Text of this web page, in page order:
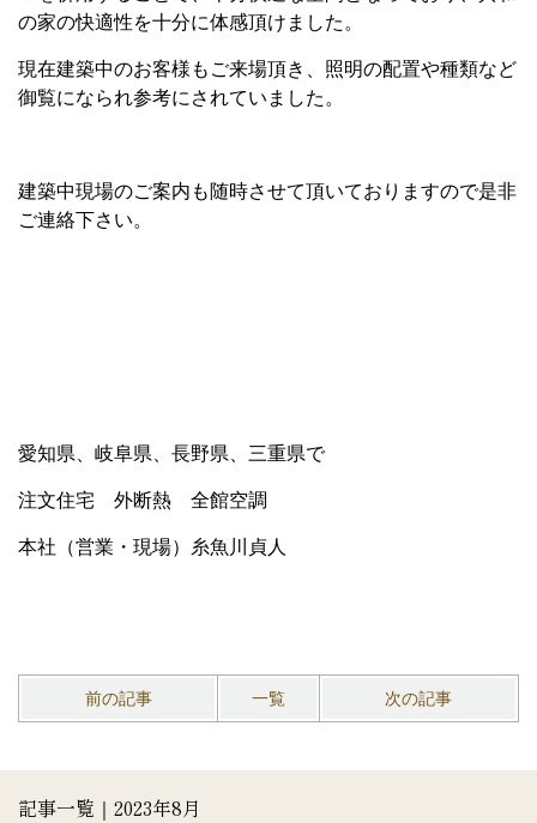
の家の快適性を十分に体感頂けました。
現在建築中のお客様もご来場頂き、照明の配置や種類など
御覧になられ参考にされていました。
建築中現場のご案内も随時させて頂いておりますので是非
ご連絡下さい。
愛知県、岐阜県、長野県、三重県で
注文住宅 外断熱 全館空調
本社（営業・現場）糸魚川貞人
前の記事 一覧 次の記事
記事一覧｜2023年8月